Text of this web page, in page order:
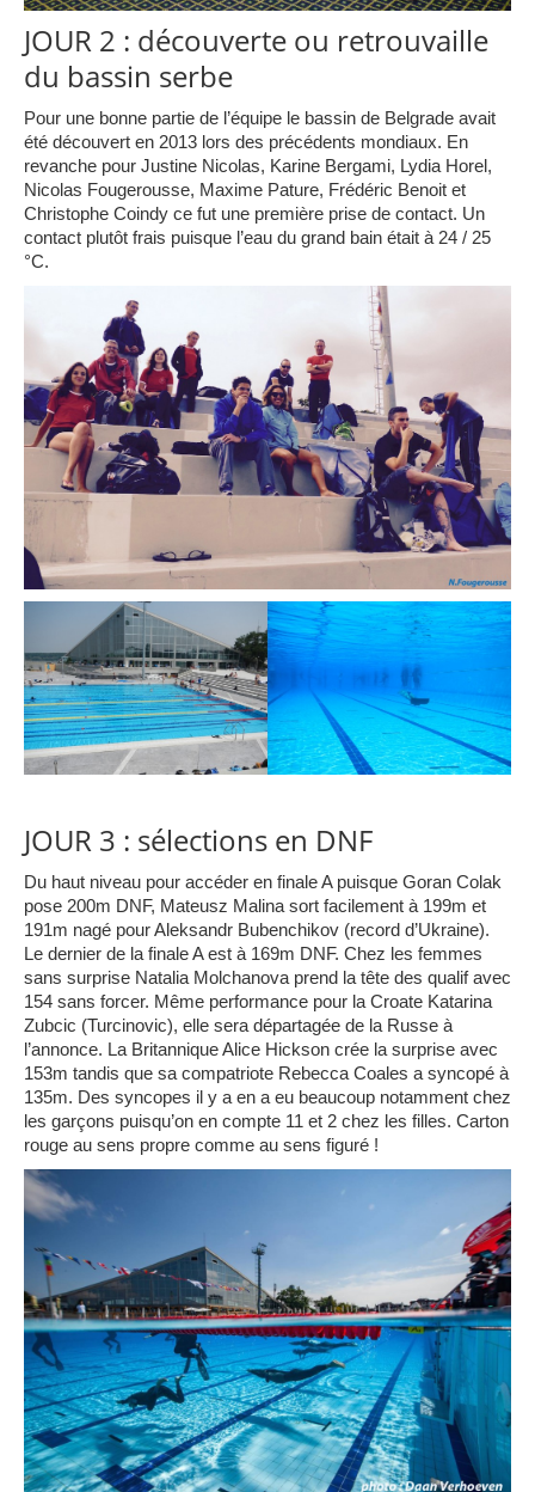
JOUR 2 : découverte ou retrouvaille
du bassin serbe
Pour une bonne partie de l’équipe le bassin de Belgrade avait
été découvert en 2013 lors des précédents mondiaux. En
revanche pour Justine Nicolas, Karine Bergami, Lydia Horel,
Nicolas Fougerousse, Maxime Pature, Frédéric Benoit et
Christophe Coindy ce fut une première prise de contact. Un
contact plutôt frais puisque l’eau du grand bain était à 24 / 25
°C.
JOUR 3 : sélections en DNF
Du haut niveau pour accéder en finale A puisque Goran Colak
pose 200m DNF, Mateusz Malina sort facilement à 199m et
191m nagé pour Aleksandr Bubenchikov (record d’Ukraine).
Le dernier de la finale A est à 169m DNF. Chez les femmes
sans surprise Natalia Molchanova prend la tête des qualif avec
154 sans forcer. Même performance pour la Croate Katarina
Zubcic (Turcinovic), elle sera départagée de la Russe à
l’annonce. La Britannique Alice Hickson crée la surprise avec
153m tandis que sa compatriote Rebecca Coales a syncopé à
135m. Des syncopes il y a en a eu beaucoup notamment chez
les garçons puisqu’on en compte 11 et 2 chez les filles. Carton
rouge au sens propre comme au sens figuré !